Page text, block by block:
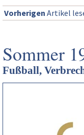
Vorherigen Artikel
Sommer
Fußball,